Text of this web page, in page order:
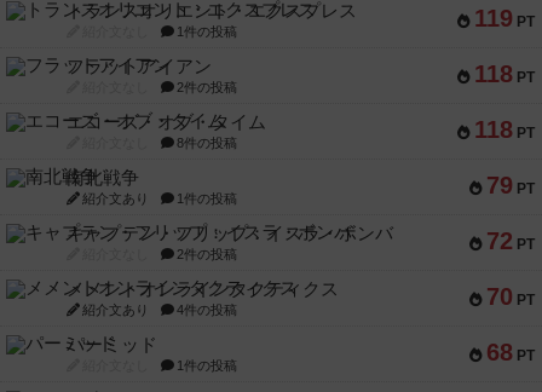
119 PT
トランスオリエント・エクスプレス
1件の投稿
118 PT
フラットアイアン
2件の投稿
118 PT
エコーズ・オブ・タイム
8件の投稿
79 PT
南北戦争
紹介文あり 1件の投稿
72 PT
キャプテン・フリップ：イスラ・ボンバ
2件の投稿
70 PT
メメントオンラインタクティクス
紹介文あり 4件の投稿
68 PT
パーミッド
1件の投稿